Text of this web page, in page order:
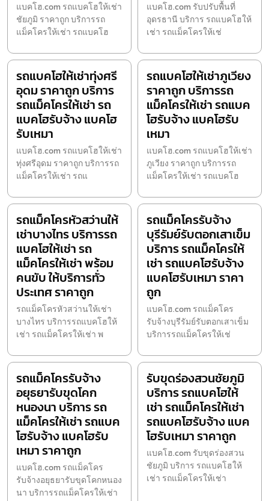
แบคโฮ.com รถแบคโฮให้เช่า
ชัยภูมิ ราคาถูก บริการรถ
แม็คโครให้เช่า รถแบคโฮ
แบคโฮ.com รับปรับพื้นที่
อุดรธานี บริการ รถแบคโฮให้
เช่า รถแม็คโครให้เช่
รถแบคโฮให้เช่าทุ่งศรี
อุดม ราคาถูก บริการ
รถแม็คโครให้เช่า รถ
แบคโฮรับจ้าง แบคโฮ
รับเหมา
แบคโฮ.com รถแบคโฮให้เช่า
ทุ่งศรีอุดม ราคาถูก บริการรถ
แม็คโครให้เช่า รถแ
รถแบคโฮให้เช่าภูเวียง
ราคาถูก บริการรถ
แม็คโครให้เช่า รถแบค
โฮรับจ้าง แบคโฮรับ
เหมา
แบคโฮ.com รถแบคโฮให้เช่า
ภูเวียง ราคาถูก บริการรถ
แม็คโครให้เช่า รถแบคโฮ
รถแม็คโครหัวสว่านให้
เช่าบางไทร บริการรถ
แบคโฮให้เช่า รถ
แม็คโครให้เช่า พร้อม
คนขับ ให้บริการทั่ว
ประเทศ ราคาถูก
รถแม็คโครหัวสว่านให้เช่า
บางไทร บริการรถแบคโฮให้
เช่า รถแม็คโครให้เช่า พ
รถแม็คโครรับจ้าง
บุรีรัมย์รับตอกเสาเข็ม
บริการ รถแม็คโครให้
เช่า รถแบคโฮรับจ้าง
แบคโฮรับเหมา ราคา
ถูก
แบคโฮ.com รถแม็คโคร
รับจ้างบุรีรัมย์รับตอกเสาเข็ม
บริการรถแม็คโครให้เช่
รถแม็คโครรับจ้าง
อยุธยารับขุดโคก
หนองนา บริการ รถ
แม็คโครให้เช่า รถแบค
โฮรับจ้าง แบคโฮรับ
เหมา ราคาถูก
แบคโฮ.com รถแม็คโคร
รับจ้างอยุธยารับขุดโคกหนอง
นา บริการรถแม็คโครให้เช่า
รับขุดร่องสวนชัยภูมิ
บริการ รถแบคโฮให้
เช่า รถแม็คโครให้เช่า
รถแบคโฮรับจ้าง แบค
โฮรับเหมา ราคาถูก
แบคโฮ.com รับขุดร่องสวน
ชัยภูมิ บริการ รถแบคโฮให้
เช่า รถแม็คโครให้เช่า